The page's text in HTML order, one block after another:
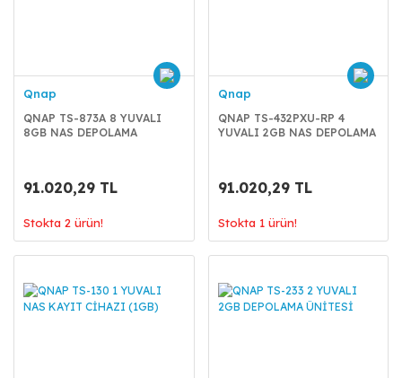
Qnap
QNAP TS-873A 8 YUVALI
8GB NAS DEPOLAMA
91.020,29 TL
Stokta 2 ürün!
Qnap
QNAP TS-432PXU-RP 4
YUVALI 2GB NAS DEPOLAMA
91.020,29 TL
Stokta 1 ürün!